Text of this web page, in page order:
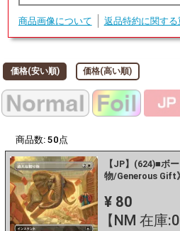
商品画像について 返品特約に関す
価格(安い順) 価格(高い順)
商品数: 50 点
【JP】(624)■ボ
物/Generous Gift
¥ 80
【NM 在庫:0